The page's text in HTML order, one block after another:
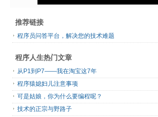
推荐链接
程序员问答平台，解决您的技术难题
程序人生热门文章
从P1到P7——我在淘宝这7年
程序猿媳妇儿注意事项
可是姑娘，你为什么要编程呢？
技术的正宗与野路子